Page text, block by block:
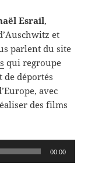
Esrail,
et
parlent du site
qui regroupe
de déportés
avec
des films
00:00